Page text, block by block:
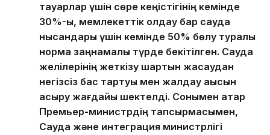
тауарлар үшін сөре кеңістігінің кемінде
30%-ы, мемлекеттік қолдау бар сауда
нысандары үшін кемінде 50% бөлу туралы
норма заңнамалық түрде бекітілген. Сауда
желілерінің жеткізу шартын жасаудан
негізсіз бас тартуы мен жалдау ақысын
асыру жағдайы шектелді. Сонымен қатар
Премьер-министрдің тапсырмасымен,
Сауда және интеграция министрлігі